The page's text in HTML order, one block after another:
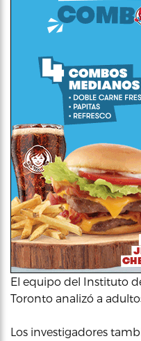
El equipo del Instituto
Toronto analizó a
Los investigadores